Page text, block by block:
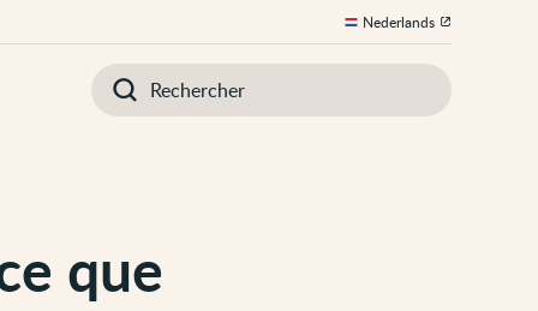
que
Introduisez
votre
recherche
Nederlands